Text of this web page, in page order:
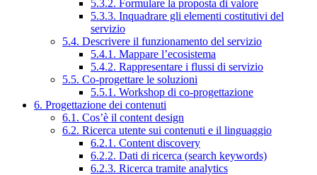
5.3.2. Formulare la proposta di valore
5.3.3. Inquadrare gli elementi costitutivi del
servizio
5.4. Descrivere il funzionamento del servizio
5.4.1. Mappare l’ecosistema
5.4.2. Rappresentare i flussi di servizio
5.5. Co-progettare le soluzioni
5.5.1. Workshop di co-progettazione
6. Progettazione dei contenuti
6.1. Cos’è il content design
6.2. Ricerca utente sui contenuti e il linguaggio
6.2.1. Content discovery
6.2.2. Dati di ricerca (search keywords)
6.2.3. Ricerca tramite analytics